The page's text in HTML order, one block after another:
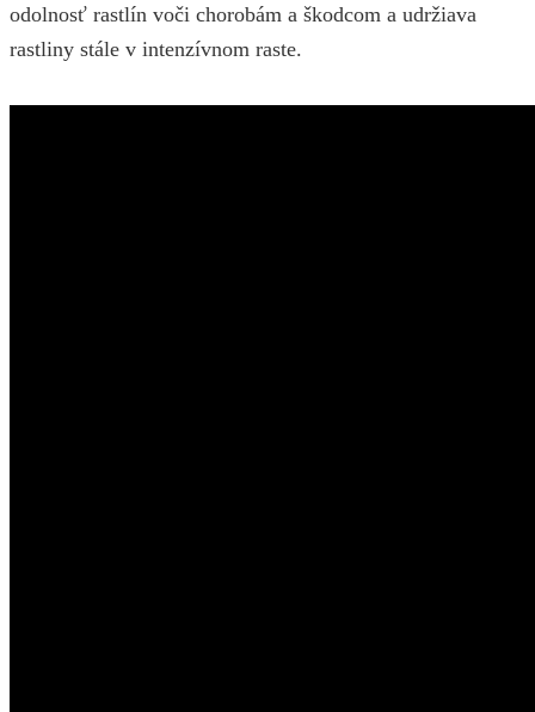
odolnosť rastlín voči chorobám a škodcom a udržiava
rastliny stále v intenzívnom raste.